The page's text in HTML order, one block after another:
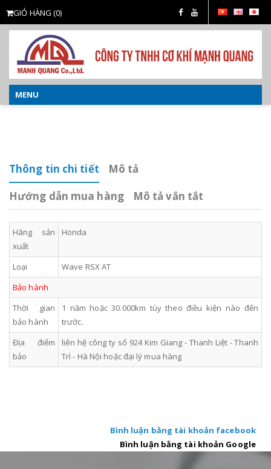
GIỎ HÀNG (0)
MENU
Thông tin chi tiết
Mô tả
Hướng dẫn mua hàng
Mô tả vắn tắt
Hãng sản
xuất
Honda
Loại
Wave RSX AT
Bảo hành
Thời gian
bảo hành
1 năm hoặc 30.000km tùy theo điều kiện nào đến
trước.
Địa điểm
bảo
liên hệ công ty số 924 Kim Giang - Thanh Liệt - Thanh
Trì - Hà Nội hoặc đại lý mua hàng
Bình luận bằng tài khoản facebook
Bình luận bằng tài khoản Google